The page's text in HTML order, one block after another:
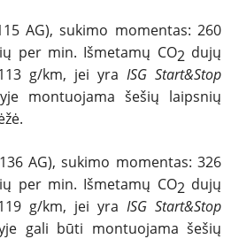
AG), sukimo momentas: 260
per min. Išmetamų CO2 dujų
g/km, jei yra ISG Start&Stop
montuojama šešių laipsnių
AG), sukimo momentas: 326
per min. Išmetamų CO2 dujų
g/km, jei yra ISG Start&Stop
gali būti montuojama šešių